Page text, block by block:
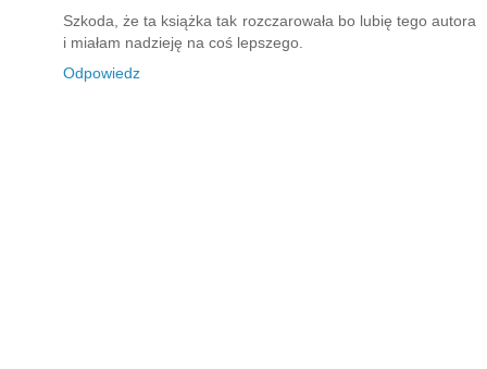
Szkoda, że ta książka tak rozczarowała bo lubię tego autora
i miałam nadzieję na coś lepszego.
Odpowiedz